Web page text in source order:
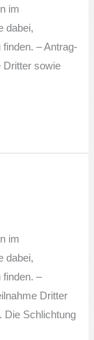
im
dabei,
– Antrag-
Dritter sowie
im
dabei,
finden. –
Dritter
Die Schlichtung